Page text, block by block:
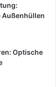
Optische